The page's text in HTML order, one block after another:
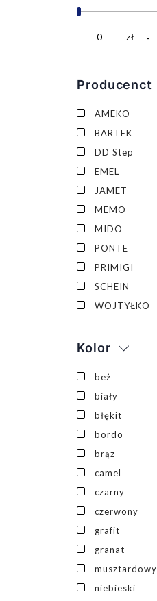
0 zł
Producenct
AMEKO
BARTEK
DD Step
EMEL
JAMET
MEMO
MIDO
PONTE
PRIMIGI
SCHEIN
WOJTYŁKO
Kolor
beż
biały
błękit
bordo
brąz
camel
czarny
czerwony
grafit
granat
musztardowy
niebieski